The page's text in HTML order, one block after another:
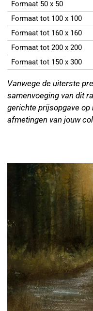
Formaat 50 x 50
Formaat tot 100 x 100
Formaat tot 160 x 160
Formaat tot 200 x 200
Formaat tot 150 x 300
Vanwege de uiterste
samenvoeging van dit
gerichte prijsopgave
afmetingen van jouw